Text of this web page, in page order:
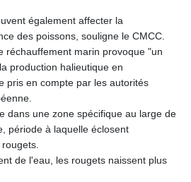
OMR 0.444221
PAB 1.153628
PEN 3.905142
PGK 5.172176
PHP 70.03013
PKR 320.314956
PLN 4.300516
PYG 6879.634064
QAR 4.217541
RON 5.244867
également affecter la
des poissons, souligne le CMCC.
réchauffement marin provoque "un
production halieutique en
pris en compte par les autorités
dans une zone spécifique au large de
période à laquelle éclosent
de l'eau, les rougets naissent plus